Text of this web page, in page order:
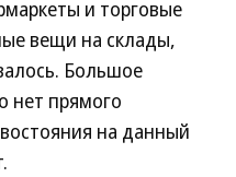
и торговые
вещи на склады,
Большое
нет прямого
на данный